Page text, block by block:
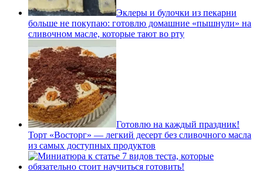
Эклеры и булочки из пекарни
больше не покупаю: готовлю домашние «пышнули» на
сливочном масле, которые тают во рту
Готовлю на каждый праздник!
Торт «Восторг» — легкий десерт без сливочного масла
из самых доступных продуктов